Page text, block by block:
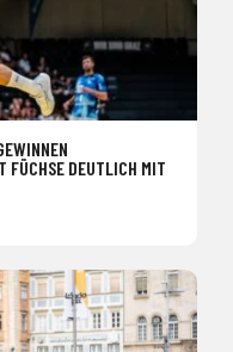
FÜCHSE DEUTLICH MIT